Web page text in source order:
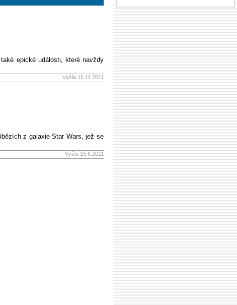
epické události, které navždy
Vyšla 16.11.2011
z galaxie Star Wars, jež se
Vyšla 15.6.2011